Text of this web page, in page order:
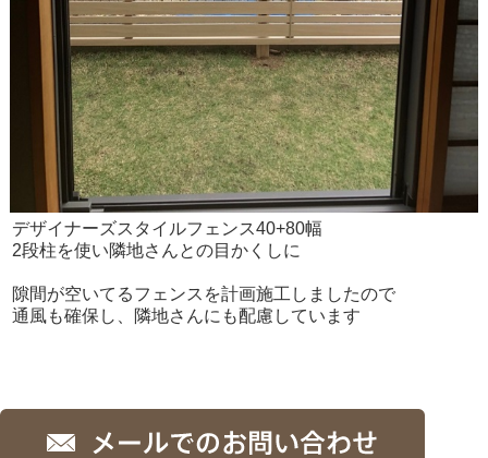
デザイナーズスタイルフェンス40+80幅
2段柱を使い隣地さんとの目かくしに
隙間が空いてるフェンスを計画施工しましたので
通風も確保し、隣地さんにも配慮しています